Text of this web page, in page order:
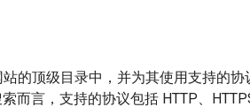
的顶级目录中，并为其使用支持的
而言，支持的协议包括 HTTP、